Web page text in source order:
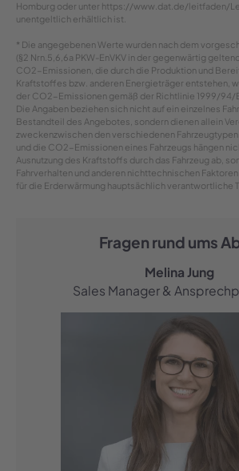
Homburg oder unter https://www.dat.de/leitfaden/
unentgeltlich erhältlich ist.
* Die angegebenen Werte wurden nach dem
(§2 Nrn.5,6,6a PKW-EnVKV in der gegenwärtig
CO2-Emissionen, die durch die Produktion und
Kraftstoffes bzw. anderen Energieträger entstehen,
der CO2-Emissionen gemäß der Richtlinie 1999/94/
Die Angaben beziehen sich nicht auf ein einzelnes
Bestandteil des Angebotes, sondern dienen allein
zweckenzwischen den verschiedenen
und die CO2-Emissionen eines Fahrzeugs hängen
Ausnutzung des Kraftstoffs durch das Fahrzeug ab,
Fahrverhalten und anderen nichttechnischen
für die Erderwärmung hauptsächlich verantwortliche
Fragen rund ums
Melina Jung
Sales Manager &